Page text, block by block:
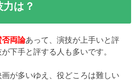
は？
否両論あって、演技が上手いと評
下手と評する人も多いです。
が多いゆえ、役どころは難しい